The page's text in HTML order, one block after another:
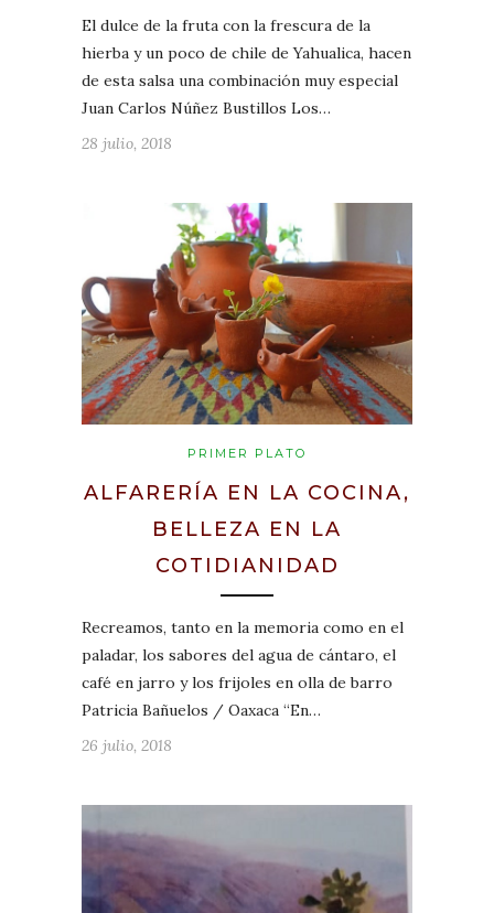
El dulce de la fruta con la frescura de la
hierba y un poco de chile de Yahualica, hacen
de esta salsa una combinación muy especial
Juan Carlos Núñez Bustillos Los…
28 julio, 2018
PRIMER PLATO
ALFARERÍA EN LA COCINA,
BELLEZA EN LA
COTIDIANIDAD
Recreamos, tanto en la memoria como en el
paladar, los sabores del agua de cántaro, el
café en jarro y los frijoles en olla de barro
Patricia Bañuelos / Oaxaca “En…
26 julio, 2018